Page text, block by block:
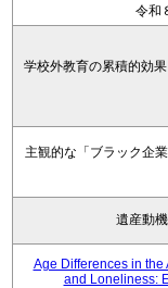
令和
学校外教育の累積的効
主観的な「ブラック企
遺産動
Age Differences in
and Loneliness: